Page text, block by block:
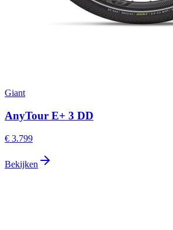
Giant
AnyTour E+ 3 DD
€ 3.799
Bekijken